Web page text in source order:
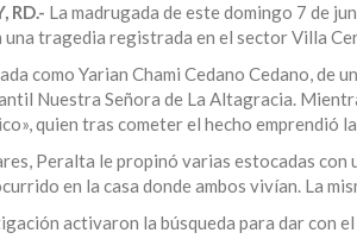
RD.- La madrugada de este domingo 7 de
una tragedia registrada en el sector Villa
como Yarian Chami Cedano Cedano, de
Nuestra Señora de La Altagracia.
quien tras cometer el hecho emprendió
Peralta le propinó varias estocadas
en la casa donde ambos vivían. La
activaron la búsqueda para dar con